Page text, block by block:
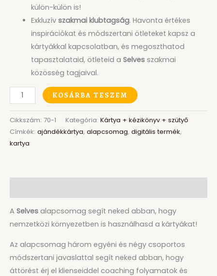
külön-külön is!
Exkluzív szakmai klubtagság. Havonta értékes
inspirációkat és módszertani ötleteket kapsz a
kártyákkal kapcsolatban, és megoszthatod
tapasztalataid, ötleteid a Selvesszakmai
közösség tagjaival.
KOSÁRBA TESZEM
Cikkszám: 70-1 Kategória: Kártya + kézikönyv + szütyő
Címkék: ajándékkártya, alapcsomag, digitális termék,
kartya
A Selves alapcsomag segít neked abban, hogy
nemzetközi környezetben is használhasd a kártyákat!
Az alapcsomag három egyéni és négy csoportos
módszertani javaslattal segít neked abban, hogy
áttörést érj el klienseiddel coaching folyamatok és